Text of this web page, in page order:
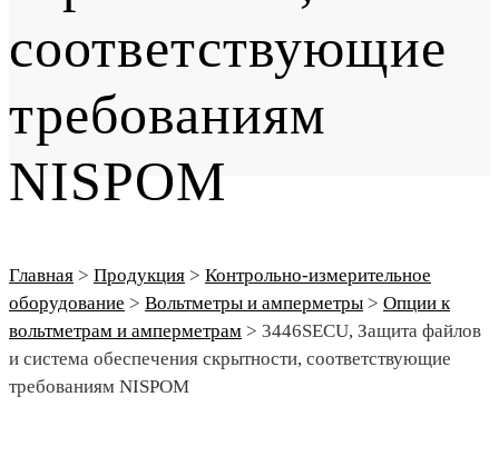
соответствующие
требованиям
NISPOM
Главная > Продукция > Контрольно-измерительное
оборудование > Вольтметры и амперметры > Опции к
вольтметрам и амперметрам > 3446SECU, Защита файлов
и система обеспечения скрытности, соответствующие
требованиям NISPOM